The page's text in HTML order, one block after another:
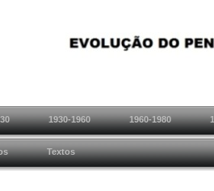
1930-1960 1960-1980
Textos